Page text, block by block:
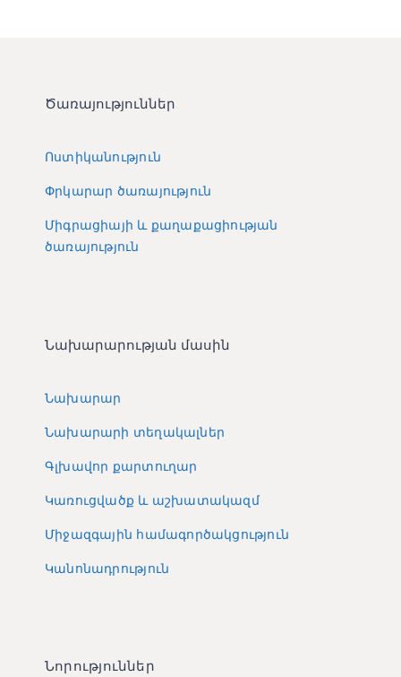
Ծառայություններ
Ոստիկանություն
Փրկարար ծառայություն
Միգրացիայի և քաղաքացիության
ծառայություն
Նախարարության մասին
Նախարար
Նախարարի տեղակալներ
Գլխավոր քարտուղար
Կառուցվածք և աշխատակազմ
Միջազգային համագործակցություն
Կանոնադրություն
Նորություններ